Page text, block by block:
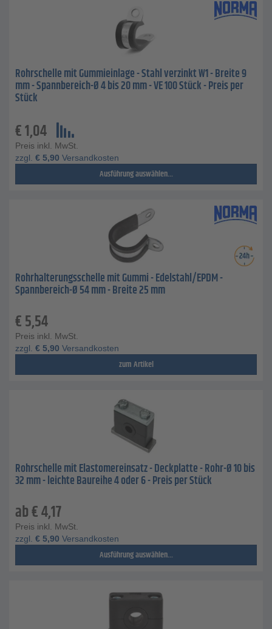
Rohrschelle mit Gummieinlage - Stahl verzinkt W1 - Breite 9
mm - Spannbereich-Ø 4 bis 20 mm - VE 100 Stück - Preis per
Stück
€1,04
Preis inkl. MwSt.
zzgl. € 5,90 Versandkosten
Ausführung auswählen...
Rohrhalterungsschelle mit Gummi - Edelstahl/EPDM -
Spannbereich-Ø 54 mm - Breite 25 mm
€5,54
Preis inkl. MwSt.
zzgl. € 5,90 Versandkosten
zum Artikel
Rohrschelle mit Elastomereinsatz - Deckplatte - Rohr-Ø 10 bis
32 mm - leichte Baureihe 4 oder 6 - Preis per Stück
ab€4,17
Preis inkl. MwSt.
zzgl. € 5,90 Versandkosten
Ausführung auswählen...